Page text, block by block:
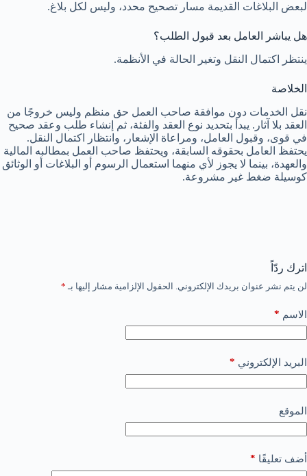
لبعض البلاغات القديمة مسار تصحيح محدد، وليس لكل بلاغ.
هل يباشر العامل بعد قبول الطلب؟
ينتظر اكتمال النقل وتغير الحالة في الأنظمة.
الخلاصة
نقل الخدمات دون موافقة صاحب العمل حق منظم وليس خروجًا من
العقد بلا آثار. يبدأ بتحديد نوع العقد والفئة، ثم إنشاء طلب وعقد صحيح
في قوى، وقبول العامل، ومراعاة الإشعار، وانتظار اكتمال النقل.
يحتفظ العامل بحقوقه السابقة، ويحتفظ صاحب العمل بمطالبه المالية
والعهدة، بينما لا يجوز لأي منهما استعمال الرسوم أو البلاغات أو الوثائق
كوسيلة ضغط غير مشروعة.
اترك ردّاً
لن يتم نشر عنوان بريدك الإلكتروني. الحقول الإلزامية مشار إليها بـ *
الاسم *
البريد الإلكتروني *
الموقع
أضف تعليقًا *